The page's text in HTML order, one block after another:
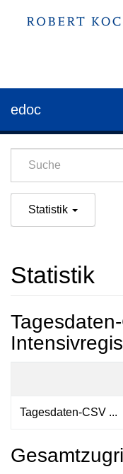
edoc
Statistik
Statistik
Tagesdaten-CSV ...